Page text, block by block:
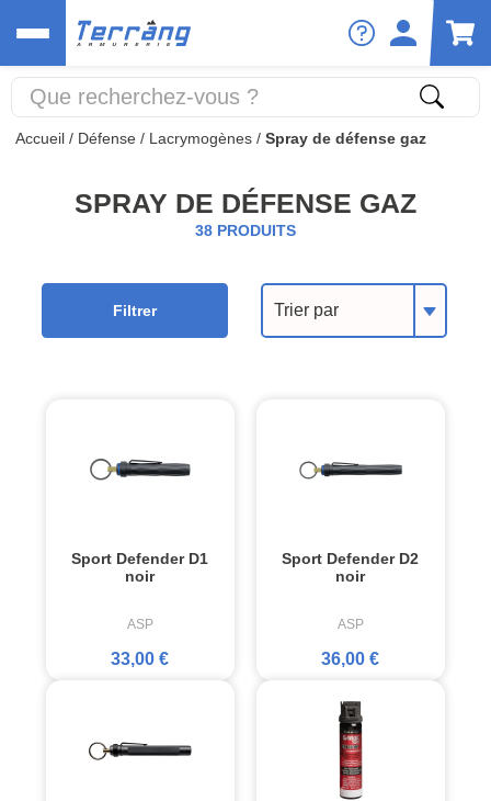
Accueil / Défense / Lacrymogènes / Spray de défense gaz
SPRAY DE DÉFENSE GAZ
38 PRODUITS
Trier par
Filtrer
Sport Defender D1
noir
ASP
33,00 €
Sport Defender D2
noir
ASP
36,00 €